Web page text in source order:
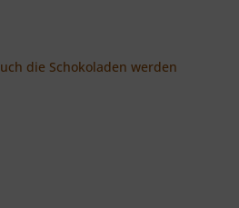
die Schokoladen werden